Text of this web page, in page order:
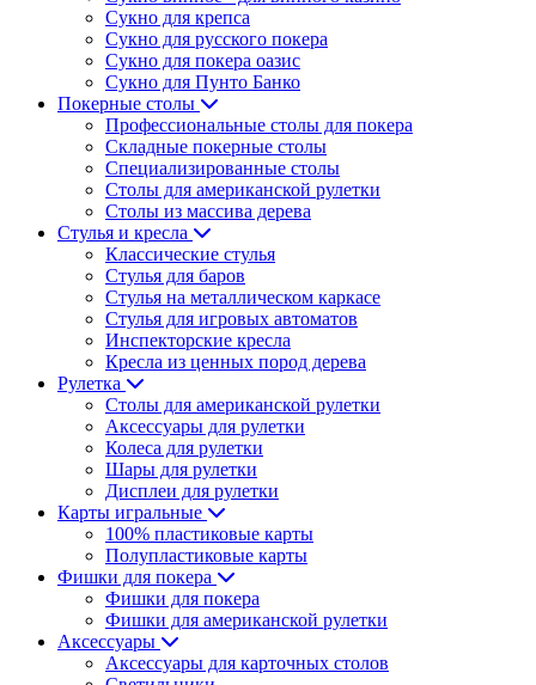
Сукно для крепса
Сукно для русского покера
Сукно для покера оазис
Сукно для Пунто Банко
Покерные столы
Профессиональные столы для покера
Складные покерные столы
Специализированные столы
Столы для американской рулетки
Столы из массива дерева
Стулья и кресла
Классические стулья
Стулья для баров
Стулья на металлическом каркасе
Стулья для игровых автоматов
Инспекторские кресла
Кресла из ценных пород дерева
Рулетка
Столы для американской рулетки
Аксессуары для рулетки
Колеса для рулетки
Шары для рулетки
Дисплеи для рулетки
Карты игральные
100% пластиковые карты
Полупластиковые карты
Фишки для покера
Фишки для покера
Фишки для американской рулетки
Аксессуары
Аксессуары для карточных столов